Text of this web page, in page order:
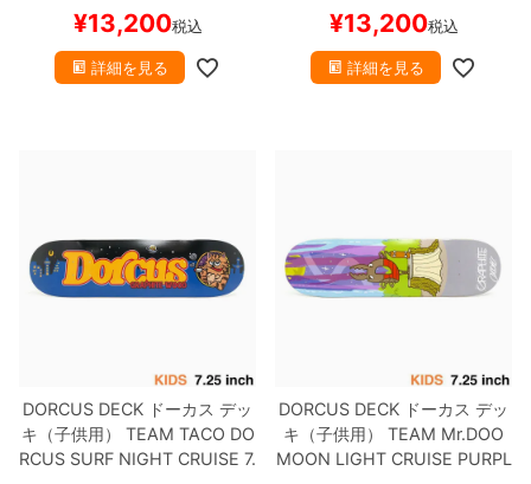
¥13,200税込
詳細を見る
¥13,200税込
詳細を見る
DORCUS DECK ドーカス デッ
キ（子供用）
TEAM TACO DO
RCUS SURF NIGHT CRUISE 7.
DORCUS DECK ドーカス デッ
キ（子供用）
TEAM Mr.DOO
MOON LIGHT CRUISE PURPL